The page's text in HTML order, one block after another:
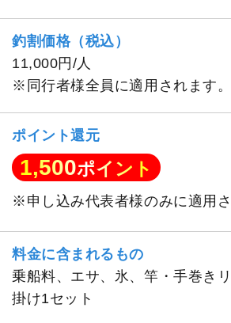
釣割価格（税込）
11,000円/人
※同行者様全員に適用されます。
ポイント還元
1,500ポイント
※申し込み代表者様のみに適用さ
料金に含まれるもの
乗船料、エサ、氷、竿・手巻き
掛け1セット